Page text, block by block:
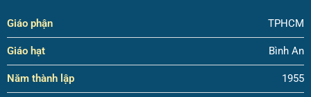
Giáo phận TPHCM
Giáo hạt Bình An
Năm thành lập 1955